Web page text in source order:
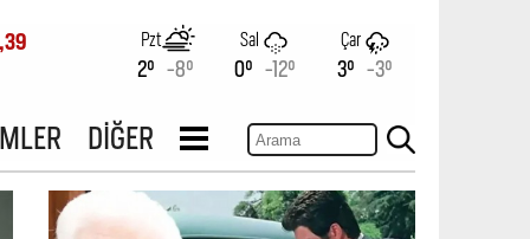
Pzt
2° -8°
Sal
0° -12°
Çar
3° -3°
DİĞER